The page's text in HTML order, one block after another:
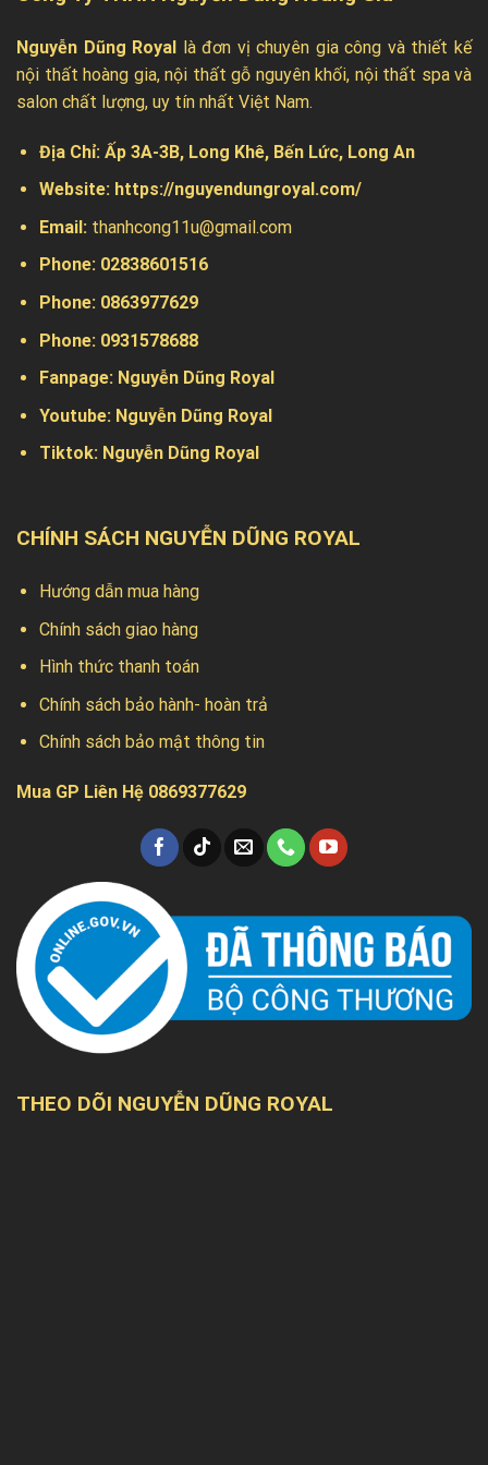
Nguyễn Dũng Royal là đơn vị chuyên gia công và thiết kế
nội thất hoàng gia, nội thất gỗ nguyên khối, nội thất spa và
salon chất lượng, uy tín nhất Việt Nam.
Địa Chỉ: Ấp 3A-3B, Long Khê, Bến Lức, Long An
Website: https://nguyendungroyal.com/
Email: thanhcong11u@gmail.com
Phone: 02838601516
Phone: 0863977629
Phone: 0931578688
Fanpage: Nguyễn Dũng Royal
Youtube: Nguyễn Dũng Royal
Tiktok: Nguyễn Dũng Royal
CHÍNH SÁCH NGUYỄN DŨNG ROYAL
Hướng dẫn mua hàng
Chính sách giao hàng
Hình thức thanh toán
Chính sách bảo hành- hoàn trả
Chính sách bảo mật thông tin
Mua GP Liên Hệ 0869377629
THEO DÕI NGUYỄN DŨNG ROYAL